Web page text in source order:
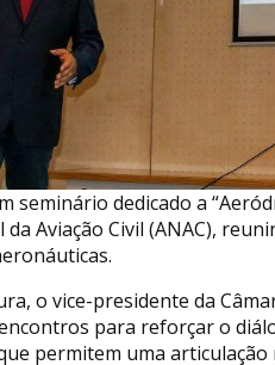
seminário dedicado a
Aviação Civil (ANAC),
o vice-presidente da
para reforçar o
permitem uma